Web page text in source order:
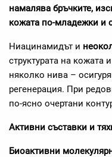
намалява бръчките,
кожата по-младежки и
Ниацинамидът и
структурата на кожата
няколко нива –
регенерация. При
по-ясно очертани
Активни съставки и
Биоактивни